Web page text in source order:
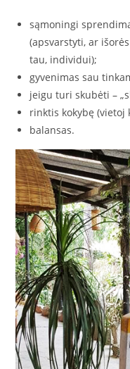
sąmoningi
(apsvarstyti, ar
tau, individui);
gyvenimas sau
jeigu turi skubėti –
rinktis kokybę (vietoj
balansas.